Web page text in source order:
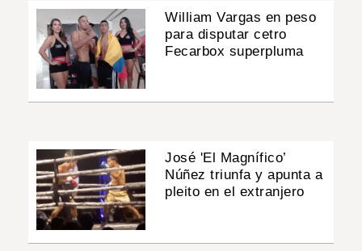
William Vargas en peso
para disputar cetro
Fecarbox superpluma
José 'El Magnífico’
Núñez triunfa y apunta a
pleito en el extranjero